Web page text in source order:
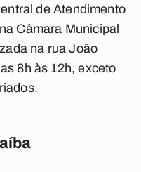
de Atendimento
Câmara Municipal
na rua João
8h às 12h, exceto